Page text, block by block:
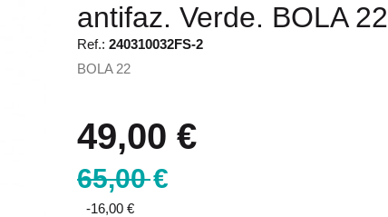
antifaz. Verde. BOLA 22
Ref.: 240310032FS-2
BOLA 22
49,00 €
65,00 €
-16,00 €